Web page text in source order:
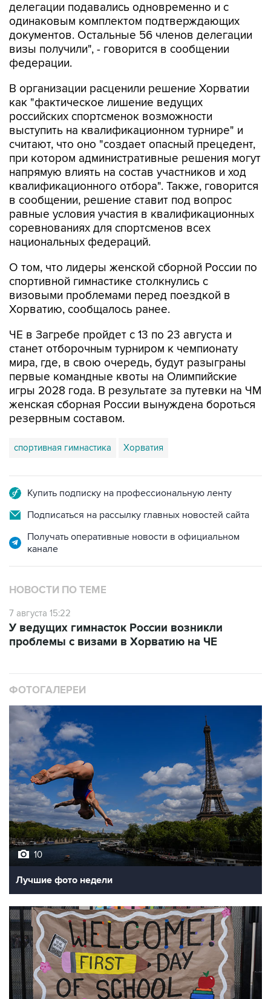
документов. Остальные 56 членов делегации
визы получили", - говорится в сообщении
федерации.
В организации расценили решение Хорватии
российских спортсменок возможности
выступить на квалификационном турнире" и
считают, что оно "создает опасный прецедент,
при котором административные решения могут
напрямую влиять на состав участников и ход
квалификационного отбора". Также, говорится
в сообщении, решение ставит под вопрос
равные условия участия в квалификационных
соревнованиях для спортсменов всех
национальных федераций.
О том, что лидеры женской сборной России по
визовыми проблемами перед поездкой в
Хорватию, сообщалось ранее.
ЧЕ в Загребе пройдет с 13 по 23 августа и
мира, где, в свою очередь, будут разыграны
первые командные квоты на Олимпийские
игры 2028 года. В результате за путевки на ЧМ
женская сборная России вынуждена бороться
резервным составом.
спортивная гимнастика Хорватия
Подписаться на рассылку главных новостей сайта
Получать оперативные новости в официальном
канале
НОВОСТИ ПО ТЕМЕ
7 августа 15:22
проблемы с визами в Хорватию на ЧЕ
10
Лучшие фото недели